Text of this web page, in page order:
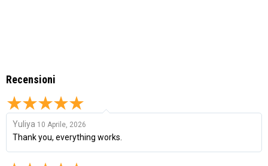
Recensioni
Yuliya 10 Aprile, 2026
Thank you, everything works.